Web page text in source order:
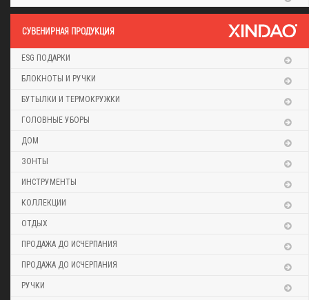
CУВЕНИРНАЯ ПРОДУКЦИЯ
ESG ПОДАРКИ
БЛОКНОТЫ И РУЧКИ
БУТЫЛКИ И ТЕРМОКРУЖКИ
ГОЛОВНЫЕ УБОРЫ
ДОМ
ЗОНТЫ
ИНСТРУМЕНТЫ
КОЛЛЕКЦИИ
ОТДЫХ
ПРОДАЖА ДО ИСЧЕРПАНИЯ
ПРОДАЖА ДО ИСЧЕРПАНИЯ
РУЧКИ